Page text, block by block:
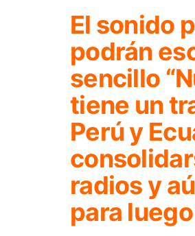
El sonido
podrán
sencillo
tiene un
Perú y
radios y
para